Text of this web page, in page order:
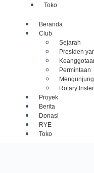
Toko
Beranda
Club
Sejarah
Presiden
Permintaan
Rotary
Proyek
Berita
Donasi
RYE
Toko